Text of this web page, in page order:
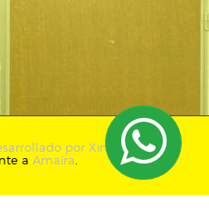
por Xintel.
a Amaira